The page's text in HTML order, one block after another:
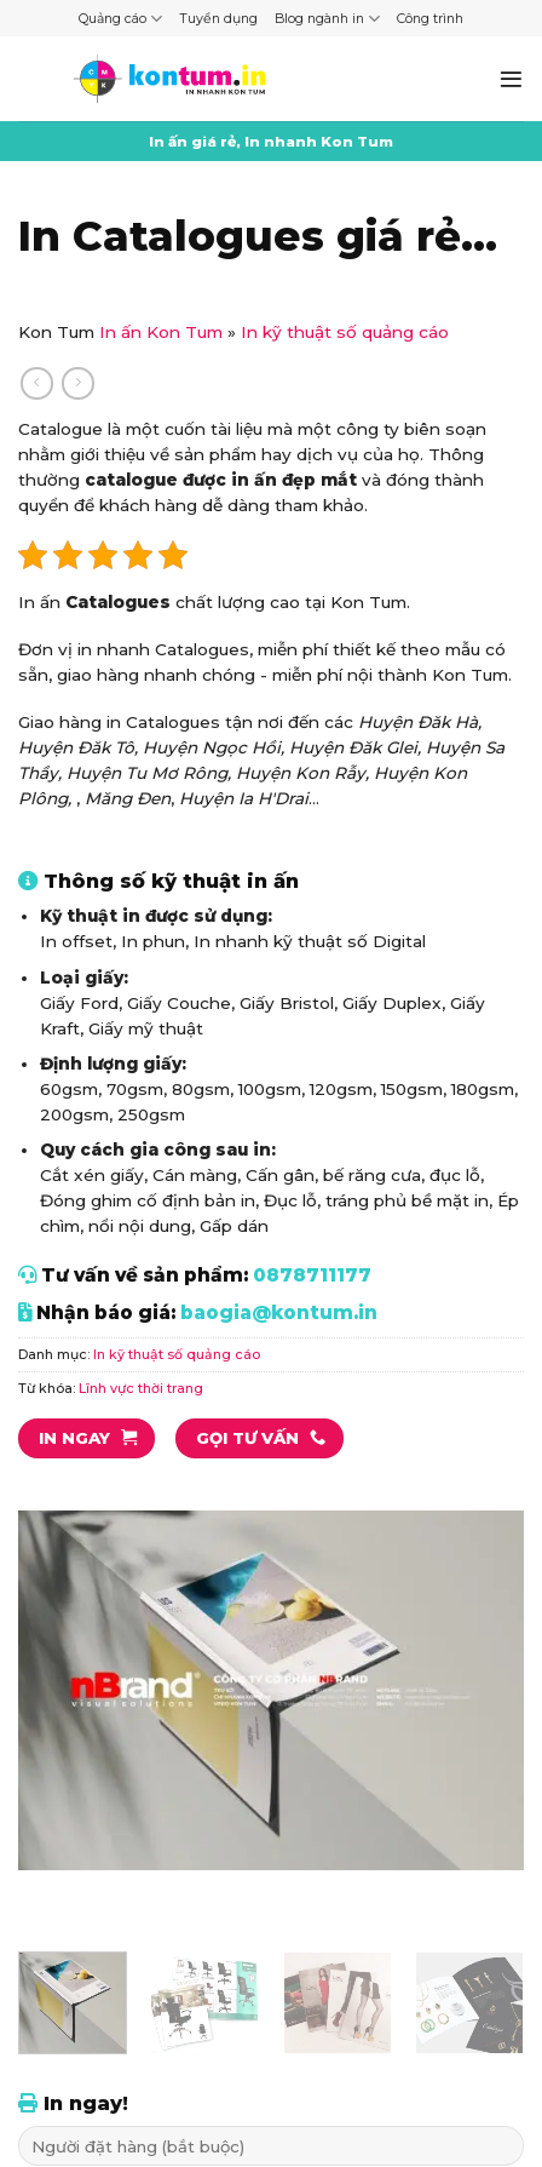
Quảng cáo Tuyển dụng Blog ngành in Công trình
In ấn giá rẻ, In nhanh Kon Tum
In Catalogues giá rẻ
Kon Tum In ấn Kon Tum » In kỹ thuật số quảng cáo
Catalogue là một cuốn tài liệu mà một công ty biên soạn
nhằm giới thiệu về sản phẩm hay dịch vụ của họ. Thông
thường catalogue được in ấn đẹp mắt và đóng thành
quyển để khách hàng dễ dàng tham khảo.
In ấn Catalogues chất lượng cao tại Kon Tum.
Đơn vị in nhanh Catalogues, miễn phí thiết kế theo mẫu có
sẵn, giao hàng nhanh chóng - miễn phí nội thành Kon Tum.
Giao hàng in Catalogues tận nơi đến các Huyện Đăk Hà,
Huyện Đăk Tô, Huyện Ngọc Hồi, Huyện Đăk Glei, Huyện Sa
Thầy, Huyện Tu Mơ Rông, Huyện Kon Rẫy, Huyện Kon
Plông, , Măng Đen, Huyện Ia H'Drai...
Thông số kỹ thuật in ấn
Kỹ thuật in được sử dụng:
In offset, In phun, In nhanh kỹ thuật số Digital
Loại giấy:
Giấy Ford, Giấy Couche, Giấy Bristol, Giấy Duplex, Giấy
Kraft, Giấy mỹ thuật
Định lượng giấy:
60gsm, 70gsm, 80gsm, 100gsm, 120gsm, 150gsm, 180gsm,
200gsm, 250gsm
Quy cách gia công sau in:
Cắt xén giấy, Cán màng, Cấn gân, bế răng cưa, đục lỗ,
Đóng ghim cố định bản in, Đục lỗ, tráng phủ bề mặt in, Ép
chìm, nổi nội dung, Gấp dán
Tư vấn về sản phẩm: 0878711177
Nhận báo giá: baogia@kontum.in
Danh mục: In kỹ thuật số quảng cáo
Từ khóa: Lĩnh vực thời trang
IN NGAY GỌI TƯ VẤN
In ngay!